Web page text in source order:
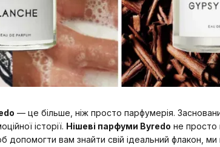
— це більше, ніж просто парфумерія.
історії. Нішеві парфуми Byredo не просто
допомогти вам знайти свій ідеальний флакон, ми